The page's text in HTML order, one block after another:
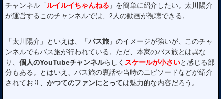
チャンネル「ルイルイちゃんねる 」を簡単に紹介したい。太川陽介
が運営するこのチャンネルでは、2人の動画が視聴できる。
「太川陽介」といえば、「バス旅 」のイメージが強いが、このチャ
ンネルでもバス旅が行われている。ただ、本家のバス旅とは異な
り、 個人のYouTubeチャンネルらしく スケールが小さいと感じる部
分もある。とはいえ、バス旅の裏話や当時のエピソードなどが紹介
されており、 かつてのファンにとっては魅力的な内容だろう。